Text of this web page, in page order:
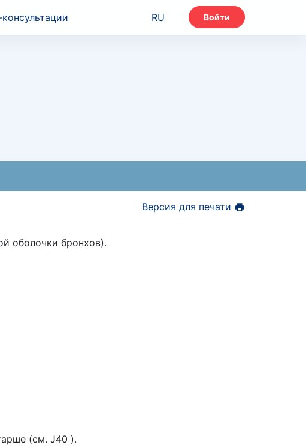
RU Войти
Версия для печати
оболочки бронхов).
(см. J40 ).